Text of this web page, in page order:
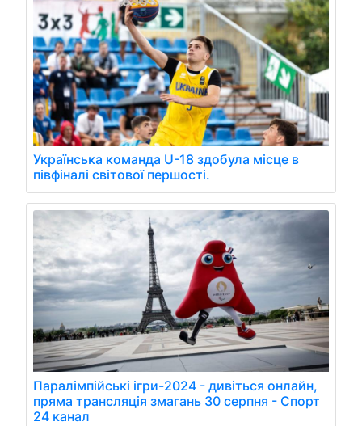
Українська команда U-18 здобула місце в
півфіналі світової першості.
Паралімпійські ігри-2024 - дивіться онлайн,
пряма трансляція змагань 30 серпня - Спорт
24 канал